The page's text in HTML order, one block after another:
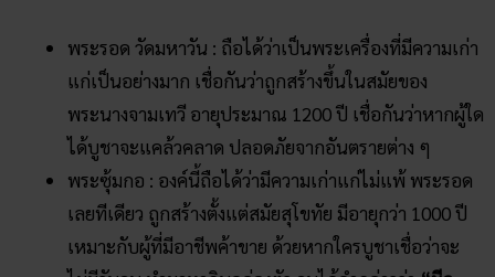
พระรอด วัดมหาวัน : ถือได้ว่าเป็นพระเครื่องที่มีความเก่า
แก่เป็นอย่างมาก เชื่อกันว่าถูกสร้างขึ้นในสมัยของ
พระนางจามเทวี อายุประมาณ 1200 ปี เชื่อกันว่าหากผู้ใด
ได้บูชาจะแคล้วคลาด ปลอดภัยจากอันตรายต่าง ๆ
พระซุ้มกอ : องค์นี้ถือได้ว่ามีความเก่าแก่ไม่แพ้ พระรอด
เลยทีเดียว ถูกสร้างตั้งแต่สมัยสุโขทัย มีอายุกว่า 1000 ปี
เหมาะกับผู้ที่มีอาชีพค้าขาย ด้วยหากใครบูชาเชื่อว่าจะ